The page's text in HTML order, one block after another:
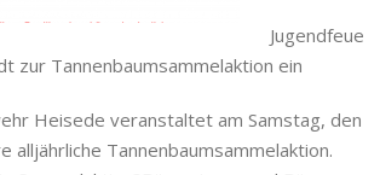
Jugendfeue
zur Tannenbaumsammelaktion ein
Heisede veranstaltet am Samstag, den
alljährliche Tannenbaumsammelaktion.